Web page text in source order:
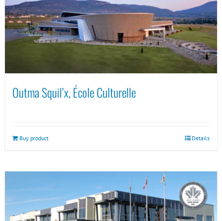
Outma Squil’x, École Culturelle
Buy product Details